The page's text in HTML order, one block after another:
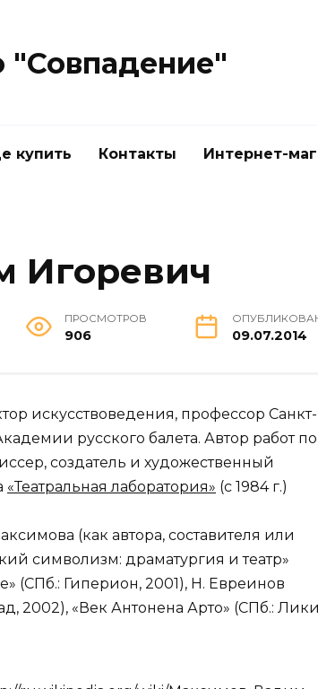
"Совпадение"
купить Контакты Интернет-
Игоревич
ПРОСМОТРОВ
906 09.07.2014
искусствоведения, профессор Санкт-
русского балета. Автор работ по
создатель и художественный
«Театральная лаборатория» (с 1984 г.)
(как автора, составителя или
символизм: драматургия и театр»
(СПб.: Гиперион, 2001), Н. Евреинов
2002), «Век Антонена Арто» (СПб.: Лики